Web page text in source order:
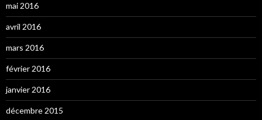
mai 2016
avril 2016
mars 2016
février 2016
janvier 2016
décembre 2015